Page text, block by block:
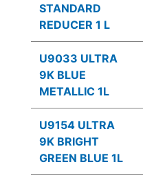
STANDARD
REDUCER 1 L
U9033 ULTRA
9K BLUE
METALLIC 1L
U9154 ULTRA
9K BRIGHT
GREEN BLUE 1L